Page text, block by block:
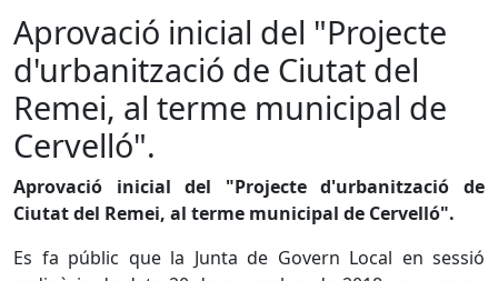
Aprovació inicial del "Projecte
d'urbanització de Ciutat del
Remei, al terme municipal de
Cervelló".
Aprovació inicial del "Projecte d'urbanització de
Ciutat del Remei, al terme municipal de Cervelló".
Es fa públic que la Junta de Govern Local en sessió